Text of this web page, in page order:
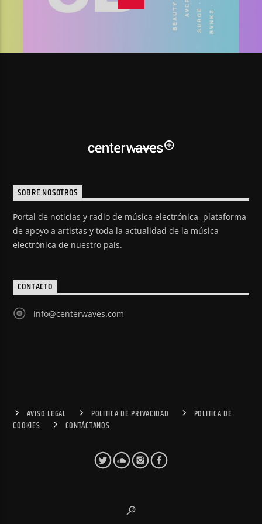
SOBRE NOSOTROS
Portal de noticias y radio de música electrónica, plataforma
de apoyo a artistas y toda la actualidad de la música
electrónica de nuestro país.
CONTACTO
info@centerwaves.com
AVISO LEGAL POLITICA DE PRIVACIDAD
POLITICA DE
COOKIES
CONTÁCTANOS